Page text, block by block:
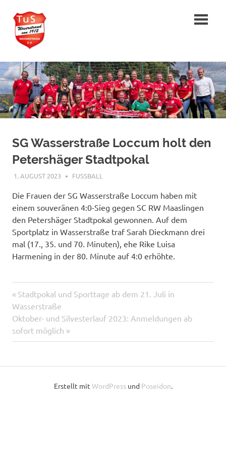
Inhalt
springen
von
1912
Wasserstraße
e.V.
SG Wasserstraße Loccum holt den
Petershäger Stadtpokal
1. AUGUST 2023 VORSTAND
FUSSBALL
Die Frauen der SG Wasserstraße Loccum haben mit
einem souveränen 4:0-Sieg gegen SC RW Maaslingen
den Petershäger Stadtpokal gewonnen. Auf dem
Sportplatz in Wasserstraße traf Sarah Dieckmann drei
mal (17., 35. und 70. Minuten), ehe Rike Luisa
Harmening in der 80. Minute auf 4:0 erhöhte.
Beitragsnavigation
Vorheriger
Beitrag:
Stadtpokal und Sporttage ab dem 21. Juli in
Wasserstraße
Nächster
Beitrag:
Oktober- und Silvesterlauf 2023: Anmeldungen ab
sofort möglich
Erstellt mit WordPressund Poseidon.